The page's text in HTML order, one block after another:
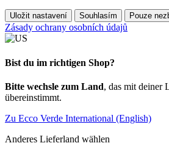
Uložit nastavení Souhlasím Pouze
Zásady ochrany osobních údajů
Bist du im richtigen Shop?
Bitte wechsle zum Land, das mit deiner
übereinstimmt.
Zu Ecco Verde International (English)
Anderes Lieferland wählen